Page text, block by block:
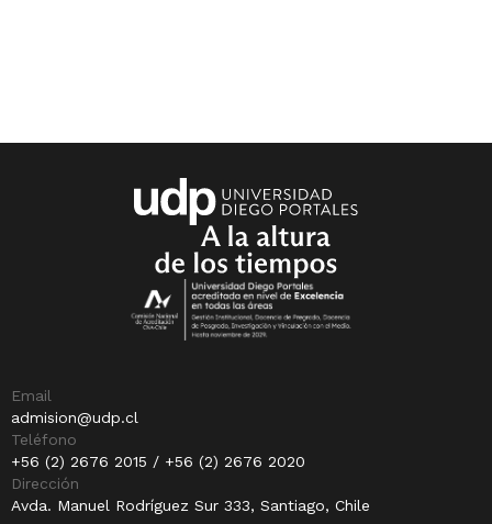
Email
admision@udp.cl
Teléfono
+56 (2) 2676 2015 / +56 (2) 2676 2020
Dirección
Avda. Manuel Rodríguez Sur 333, Santiago, Chile